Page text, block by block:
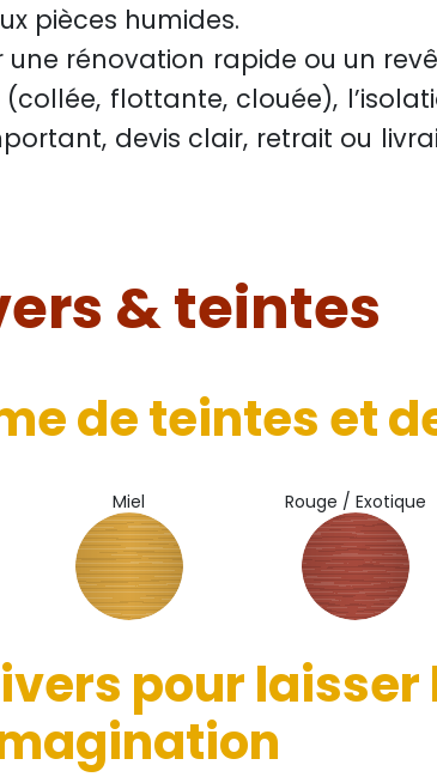
pièces humides.
rénovation rapide ou un
flottante, clouée), l’
devis clair, retrait ou
& teintes
de teintes et
Miel Rouge / Exotique
pour